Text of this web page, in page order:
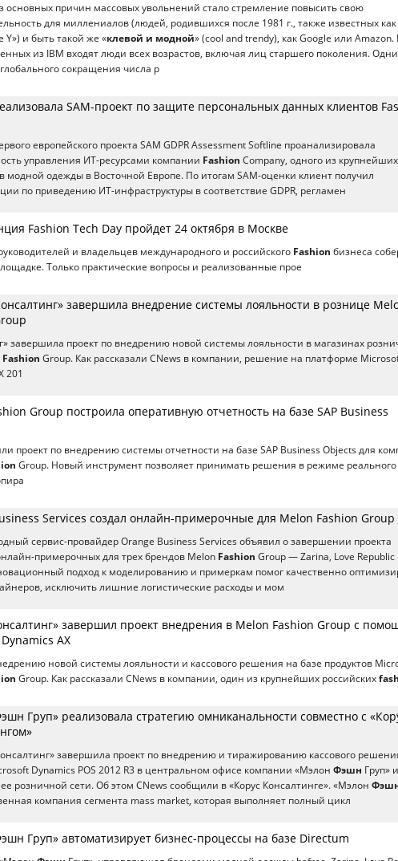
основных причин массовых увольнений стало стремление повысить свою
для миллениалов (людей, родившихся после 1981 г., также известных как
Y») и быть такой же «клевой и модной» (cool and trendy), как Google или Amazon.
из IBM входят люди всех возрастов, включая лиц старшего поколения.
сокращения числа р
SAM-проект по защите персональных данных клиентов
европейского проекта SAM GDPR Assessment Softline проанализировала
управления ИТ-ресурсами компании Fashion Company, одного из крупнейших
модной одежды в Восточной Европе. По итогам SAM-оценки клиент получил
по приведению ИТ-инфраструктуры в соответствие GDPR, регламен
Fashion Tech Day пройдет 24 октября в Москве
и владельцев международного и российского Fashion бизнеса
Только практические вопросы и реализованные прое
завершила внедрение системы лояльности в рознице
завершила проект по внедрению новой системы лояльности в магазинах
Fashion Group. Как рассказали CNews в компании, решение на платформе
201
Group построила оперативную отчетность на базе SAP Business
проект по внедрению системы отчетности на базе SAP Business Objects для
Group. Новый инструмент позволяет принимать решения в режиме реального
Services создал онлайн-примерочные для Melon Fashion Group
сервис-провайдер Orange Business Services объявил о завершении проекта
примерочных для трех брендов Melon Fashion Group — Zarina, Love Republic
подход к моделированию и примеркам помог качественно
исключить лишние логистические расходы и мом
завершил проект внедрения в Melon Fashion Group с
AX
новой системы лояльности и кассового решения на базе продуктов
Group. Как рассказали CNews в компании, один из крупнейших российских
Груп» реализовала стратегию омниканальности совместно с
завершила проект по внедрению и тиражированию кассового
Dynamics POS 2012 R3 в центральном офисе компании «Мэлон Фэшн Груп»
розничной сети. Об этом CNews сообщили в «Корус Консалтинге». «Мэлон
компания сегмента mass market, которая выполняет полный цикл
Груп» автоматизирует бизнес-процессы на базе Directum